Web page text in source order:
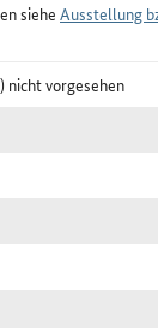
sieheAusstellung
nicht vorgesehen